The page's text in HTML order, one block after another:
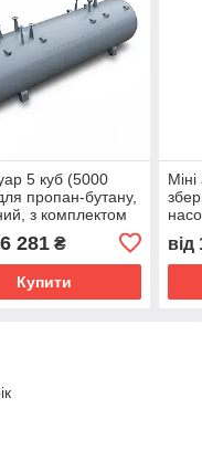
5 куб (5000
пропан-бутану,
з комплектом
281₴
Купити
від